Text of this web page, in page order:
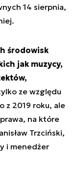
14 sierpnia,
środowisk
jak muzycy,
ze względu
z 2019 roku, ale
na które
Trzciński,
i menedżer